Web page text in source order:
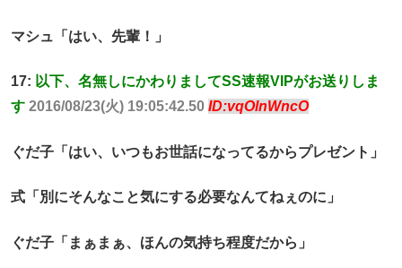
マシュ「はい、先輩！」
17: 以下、名無しにかわりましてSS速報VIPがお送りしま
す 2016/08/23(火) 19:05:42.50 ID:vqOlnWncO
ぐだ子「はい、いつもお世話になってるからプレゼント」
式「別にそんなこと気にする必要なんてねぇのに」
ぐだ子「まぁまぁ、ほんの気持ち程度だから」